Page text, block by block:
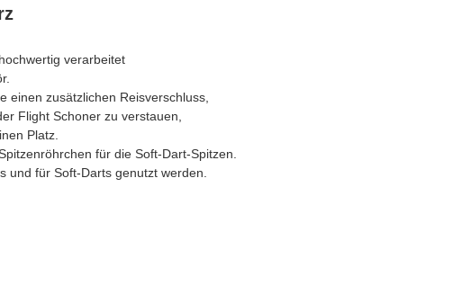
verarbeitet
einen zusätzlichen Reisverschluss,
Flight Schoner zu verstauen,
Platz.
für die Soft-Dart-Spitzen.
und für Soft-Darts genutzt werden.